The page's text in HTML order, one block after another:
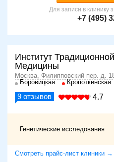
Для записи в клинику
+7 (495)
Институт
Медицины
Москва, Филипповский пер. д.
Боровицкая
Кропоткинская
9 отзывов 4.7
Генетические исследования
Смотреть прайс-лист клиники →